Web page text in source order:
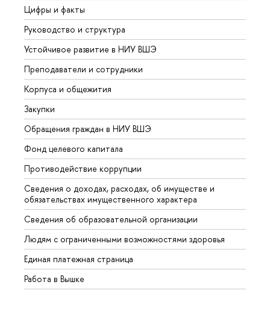
Цифры и факты
Руководство и структура
Устойчивое развитие в НИУ ВШЭ
Преподаватели и сотрудники
Корпуса и общежития
Закупки
Обращения граждан в НИУ ВШЭ
Фонд целевого капитала
Противодействие коррупции
Сведения о доходах, расходах, об имуществе и
обязательствах имущественного характера
Сведения об образовательной организации
Людям с ограниченными возможностями здоровья
Единая платежная страница
Работа в Вышке